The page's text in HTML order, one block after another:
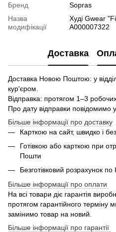
Бренд
Sopras
Назва
модифікації
Худі Gwear
А000007322
Доставка
Доставка Новою Поштою: у
кур'єром.
Відправка: протягом 1–3 робочих
Про дату відправки повідомимо
Більше інформації про доставку
Карткою на сайт, швидко і без
Готівкою або карткою при
Пошти
Безготівковий розрахунок по
Більше інформації про оплати
На всі товари діє гарантія
протягом гарантійного
замінимо товар на новий.
Більше інформації про гарантії